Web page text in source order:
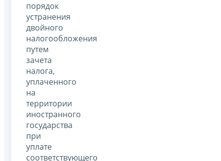
порядок
устранения
двойного
налогообложения
путем
зачета
налога,
уплаченного
на
территории
иностранного
государства
при
уплате
соответствующего